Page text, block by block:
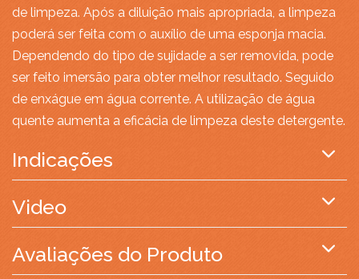
de limpeza. Após a diluição mais apropriada, a limpeza
poderá ser feita com o auxílio de uma esponja macia.
Dependendo do tipo de sujidade a ser removida, pode
ser feito imersão para obter melhor resultado. Seguido
de enxágue em água corrente. A utilização de água
quente aumenta a eficácia de limpeza deste detergente.
Indicações
Video
Avaliações do Produto